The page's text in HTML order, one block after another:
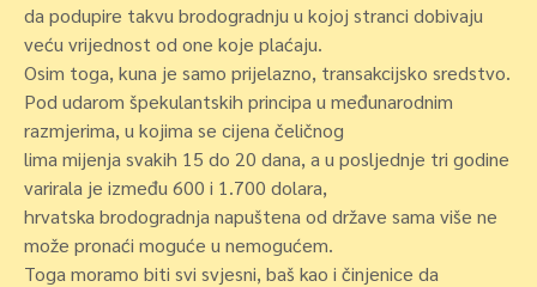
da podupire takvu brodogradnju u kojoj stranci dobivaju
veću vrijednost od one koje plaćaju.
Osim toga, kuna je samo prijelazno, transakcijsko sredstvo.
Pod udarom špekulantskih principa u međunarodnim
razmjerima, u kojima se cijena čeličnog
lima mijenja svakih 15 do 20 dana, a u posljednje tri godine
varirala je između 600 i 1.700 dolara,
hrvatska brodogradnja napuštena od države sama više ne
može pronaći moguće u nemogućem.
Toga moramo biti svi svjesni, baš kao i činjenice da